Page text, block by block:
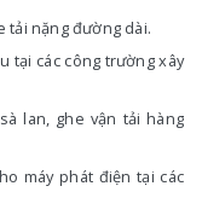
tải nặng đường dài.
tại các công trường xây
lan, ghe vận tải hàng
máy phát điện tại các